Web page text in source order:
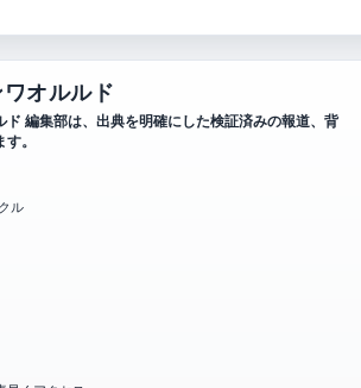
オルルド
ド 編集部は、出典を明確にした検証済みの報道、背
。
ル